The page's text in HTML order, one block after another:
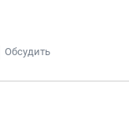
Обсудить